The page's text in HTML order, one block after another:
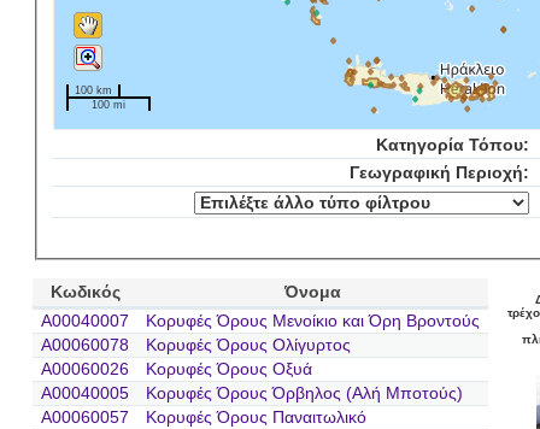
100 km
100 mi
Κατηγορία Τόπου:
Γεωγραφική Περιοχή:
Κωδικός
Όνομα
A00040007
Κορυφές Όρους Μενοίκιο και Όρη Βροντούς
A00060078
Κορυφές Όρους Ολίγυρτος
A00060026
Κορυφές Όρους Οξυά
A00040005
Κορυφές Όρους Όρβηλος (Αλή Μποτούς)
A00060057
Κορυφές Όρους Παναιτωλικό